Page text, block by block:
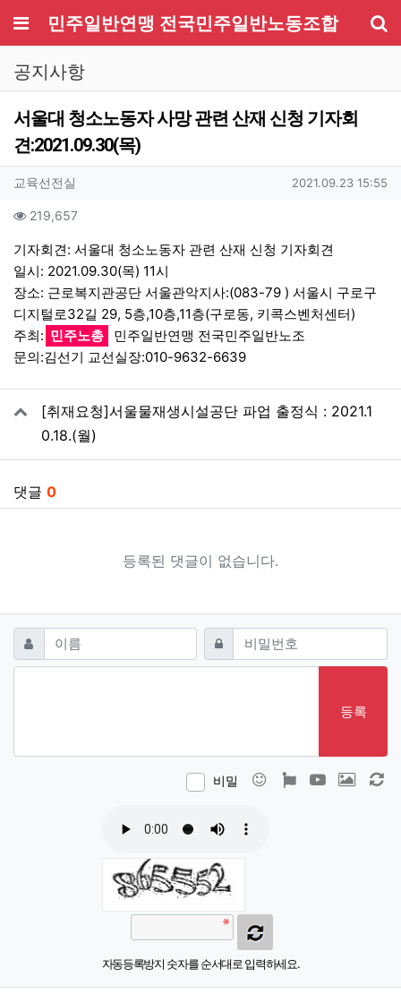
메뉴민주일반연맹 전국민주일반노동조합
공지사항
서울대 청소노동자 사망 관련 산재 신청 기자회
견:2021.09.30(목)
작성자 정보
교육선전실 작성일
2021.09.23 15:55
컨텐츠 정보
219,657조회
본문
기자회견: 서울대 청소노동자 관련 산재 신청 기자회견
일시: 2021.09.30(목) 11시
장소: 근로복지관공단 서울관악지사:(083-79 ) 서울시 구로구
디지털로32길 29, 5층,10층,11층(구로동, 키콕스벤처센터)
주최: 민주노총
민주일반연맹 전국민주일반노조
문의:김선기 교선실장:010-9632-6639
관련자료
[취재요청]서울물재생시설공단 파업 출정식 : 2021.1
0.18.(월)
댓글 0
등록된 댓글이 없습니다.
댓글쓰기
이름 필수 비밀번호필수
등록
비밀 이모티콘폰트어썸
동영상 이미지
자동등록방지 숫자를 순서대로 입력하세요.